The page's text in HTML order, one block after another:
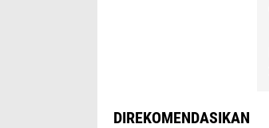
DIREKOMENDASIKAN